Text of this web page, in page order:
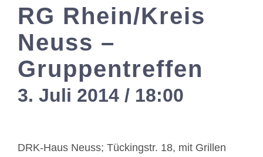
RG Rhein/Kreis
Neuss –
Gruppentreffen
3. Juli 2014 / 18:00
DRK-Haus Neuss; Tückingstr. 18, mit Grillen